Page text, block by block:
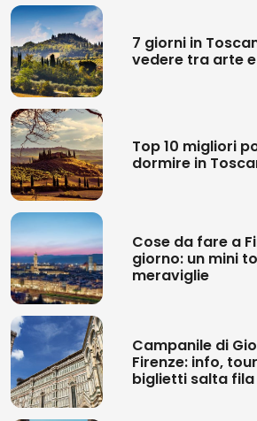
7 giorni in
vedere tra arte
Top 10 migliori
dormire in
Cose da fare a
giorno: un mini
meraviglie
Campanile di
Firenze: info,
biglietti salta fila